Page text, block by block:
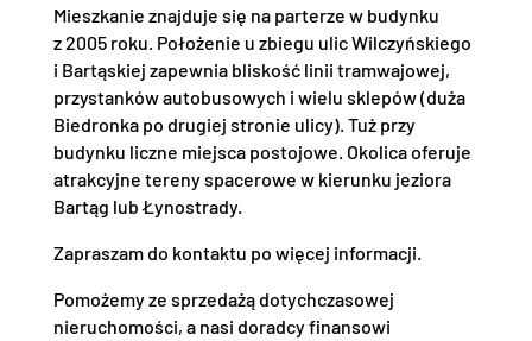
Mieszkanie znajduje się na parterze w budynku
z 2005 roku. Położenie u zbiegu ulic Wilczyńskiego
i Bartąskiej zapewnia bliskość linii tramwajowej,
przystanków autobusowych i wielu sklepów (duża
Biedronka po drugiej stronie ulicy). Tuż przy
budynku liczne miejsca postojowe. Okolica oferuje
atrakcyjne tereny spacerowe w kierunku jeziora
Bartąg lub Łynostrady.
Zapraszam do kontaktu po więcej informacji.
Pomożemy ze sprzedażą dotychczasowej
nieruchomości, a nasi doradcy finansowi